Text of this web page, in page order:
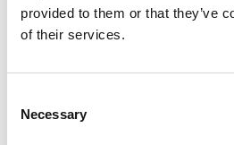
provided to them or that they’ve
of their services.
Selection
Necessary
Afficher le produit